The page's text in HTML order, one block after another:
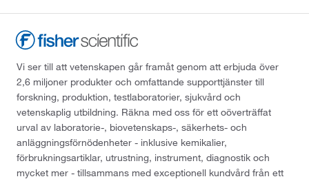
Vi ser till att vetenskapen går framåt genom att erbjuda över
2,6 miljoner produkter och omfattande supporttjänster till
forskning, produktion, testlaboratorier, sjukvård och
vetenskaplig utbildning. Räkna med oss för ett oöverträffat
urval av laboratorie-, biovetenskaps-, säkerhets- och
anläggningsförnödenheter - inklusive kemikalier,
förbrukningsartiklar, utrustning, instrument, diagnostik och
mycket mer - tillsammans med exceptionell kundvård från ett